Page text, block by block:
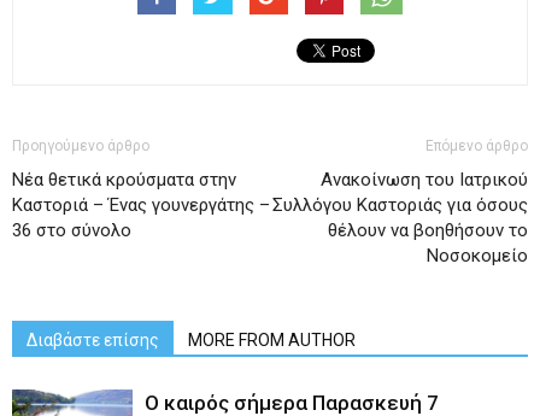
Προηγούμενο άρθρο
Νέα θετικά κρούσματα στην
Καστοριά – Ένας γουνεργάτης –
36 στο σύνολο
Επόμενο άρθρο
Ανακοίνωση του Ιατρικού
Συλλόγου Καστοριάς για όσους
θέλουν να βοηθήσουν το
Νοσοκομείο
Διαβάστε επίσης MORE FROM AUTHOR
Ο καιρός σήμερα Παρασκευή 7